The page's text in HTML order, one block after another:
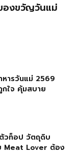
องขวัญวันแม่
หารวันแม่ 2569
ใจ คุ้มสบาย
วท็อป วัตถุดิบ
Meat Lover ต้อง